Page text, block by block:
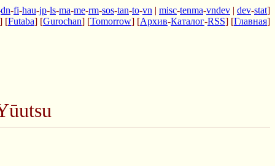
dn-fi-hau-jp-ls-ma-me-rm-sos-tan-to-vn | misc-tenma-vndev | dev-stat]
] [Futaba] [Gurochan] [Tomorrow] [Архив-Каталог-RSS] [Главная]